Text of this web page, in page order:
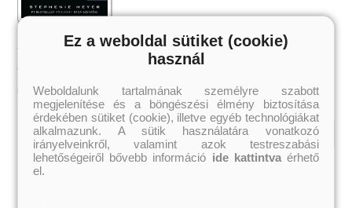
Midnight Sun – Éjféli nap
Stephenie Meyer
Online ár:
Kosárba
Kiemelt szerzőink
Ez a weboldal sütiket (cookie)
használ
Weboldalunk tartalmának személyre szabott
megjelenítése és a böngészési élmény biztosítása
érdekében sütiket (cookie), illetve egyéb technológiákat
alkalmazunk. A sütik használatára vonatkozó
irányelveinkről, valamint azok testreszabási
lehetőségeiről bővebb információ ide kattintvaérhető
el.